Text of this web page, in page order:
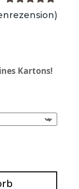
Bewertet
5.00
rtung
Kartons!